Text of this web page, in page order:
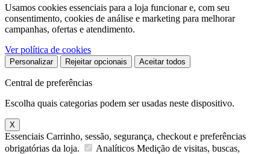
Usamos cookies essenciais para a loja funcionar e, com seu
consentimento, cookies de análise e marketing para melhorar
campanhas, ofertas e atendimento.
Ver política de cookies
Personalizar Rejeitar opcionais Aceitar todos
Central de preferências
Escolha quais categorias podem ser usadas neste dispositivo.
X
Essenciais Carrinho, sessão, segurança, checkout e preferências
obrigatórias da loja.
Analíticos Medição de visitas, buscas,